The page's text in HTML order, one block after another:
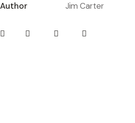
Author
Jim Carter